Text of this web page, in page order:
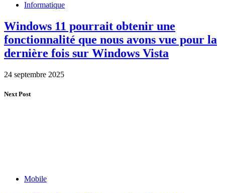
Informatique
Windows 11 pourrait obtenir une
fonctionnalité que nous avons vue pour la
dernière fois sur Windows Vista
24 septembre 2025
Next Post
Mobile